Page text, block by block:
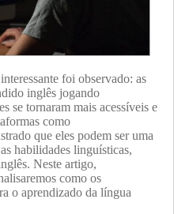
foi observado: as
inglês jogando
se tornaram mais acessíveis e
como
que eles podem ser uma
habilidades linguísticas,
Neste artigo,
como os
o aprendizado da língua